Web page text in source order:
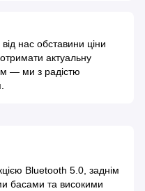
нас обставини ціни
актуальну
— ми з радістю
Bluetooth 5.0, заднім
басами та високими